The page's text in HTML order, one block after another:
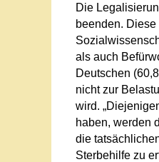
Die
beenden.
als auch
Deutschen
nicht zur
wird.
haben, werden
die
Sterbehilfe zu